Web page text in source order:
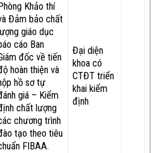
Khảo thí
Đảm bảo chất
giáo dục
cáo Ban
đốc về tiến
hoàn thiện và
hồ sơ tự
giá – Kiểm
chất lượng
chương trình
tạo theo tiêu
FIBAA.
Đại diện
khoa có
CTĐT triển
khai kiểm
định